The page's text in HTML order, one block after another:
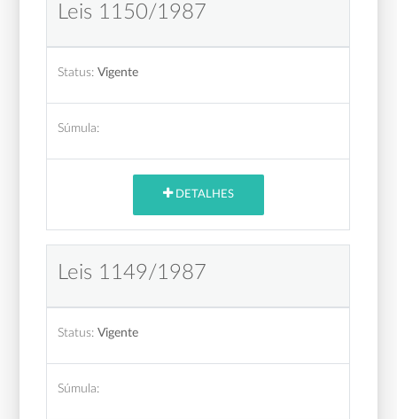
Leis 1150/1987
Status: Vigente
Súmula:
DETALHES
Leis 1149/1987
Status: Vigente
Súmula: